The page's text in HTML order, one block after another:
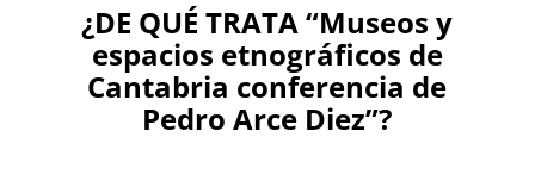
¿DE QUÉ TRATA “Museos y
espacios etnográficos de
Cantabria conferencia de
Pedro Arce Diez”?